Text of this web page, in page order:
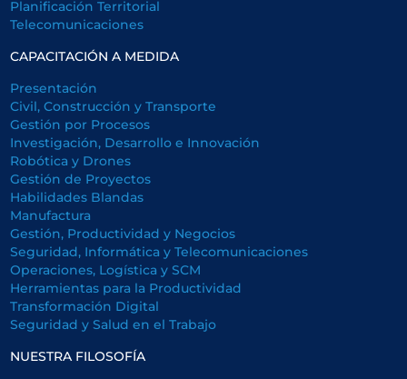
Planificación Territorial
Telecomunicaciones
CAPACITACIÓN A MEDIDA
Presentación
Civil, Construcción y Transporte
Gestión por Procesos
Investigación, Desarrollo e Innovación
Robótica y Drones
Gestión de Proyectos
Habilidades Blandas
Manufactura
Gestión, Productividad y Negocios
Seguridad, Informática y Telecomunicaciones
Operaciones, Logística y SCM
Herramientas para la Productividad
Transformación Digital
Seguridad y Salud en el Trabajo
NUESTRA FILOSOFÍA